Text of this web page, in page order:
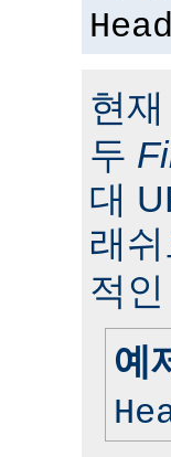
현
두
대
래
적
예